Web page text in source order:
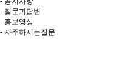
- 질문과답변
- 홍보영상
- 자주하시는질문